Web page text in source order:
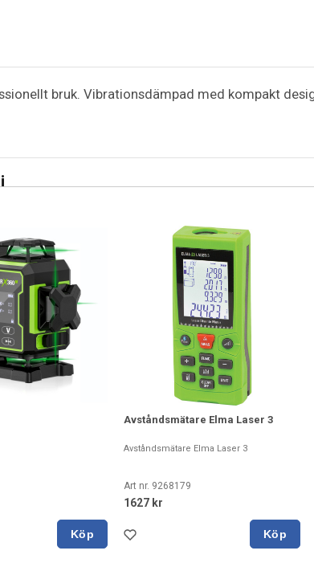
bruk. Vibrationsdämpad med kompakt
Köp
Avståndsmätare Elma Laser 3
Avståndsmätare Elma Laser 3
Art nr. 9268179
1627 kr
Köp